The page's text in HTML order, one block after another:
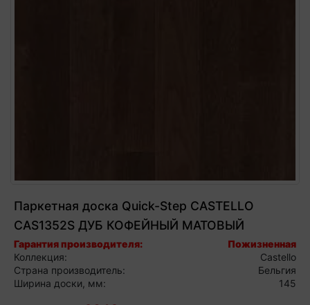
Паркетная доска Quick-Step CASTELLO
CAS1352S ДУБ КОФЕЙНЫЙ МАТОВЫЙ
Гарантия производителя:
Пожизненная
Коллекция:
Castello
Страна производитель:
Бельгия
Ширина доски, мм:
145